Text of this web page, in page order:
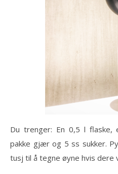
Du trenger: En 0,5 l flaske,
pakke gjær og 5 ss sukker.
tusj til å tegne øyne hvis dere